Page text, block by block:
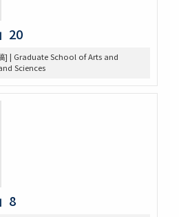
Club, U of M, 1921-22
of Nations
Carnegie Endowment
Bibliography on the Relations
Note Taking
20
] | Graduate School of Arts and
Sciences
8